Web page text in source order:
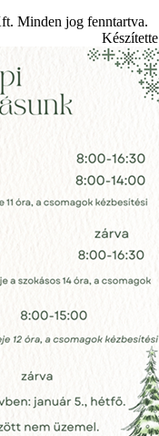
Minden jog fenntartva.